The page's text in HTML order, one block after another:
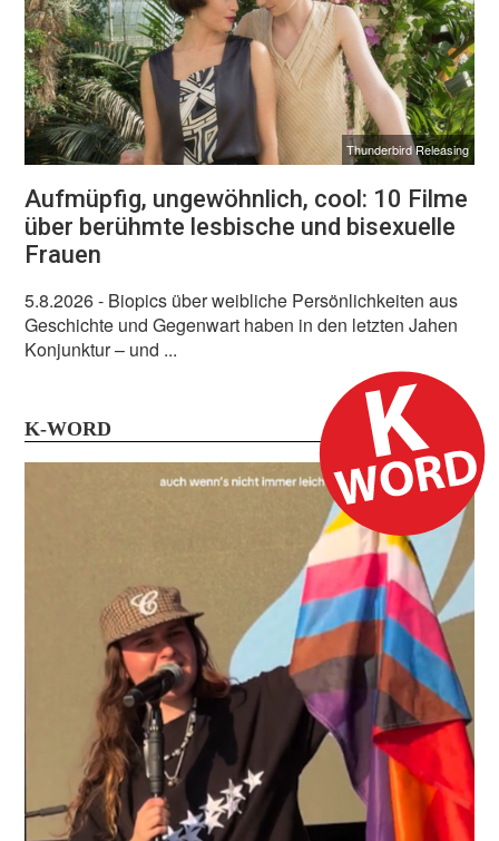
Thunderbird Releasing
Aufmüpfig, ungewöhnlich, cool: 10 Filme
über berühmte lesbische und bisexuelle
Frauen
5.8.2026- Biopics über weibliche Persönlichkeiten aus
Geschichte und Gegenwart haben in den letzten Jahen
Konjunktur – und ...
K-WORD